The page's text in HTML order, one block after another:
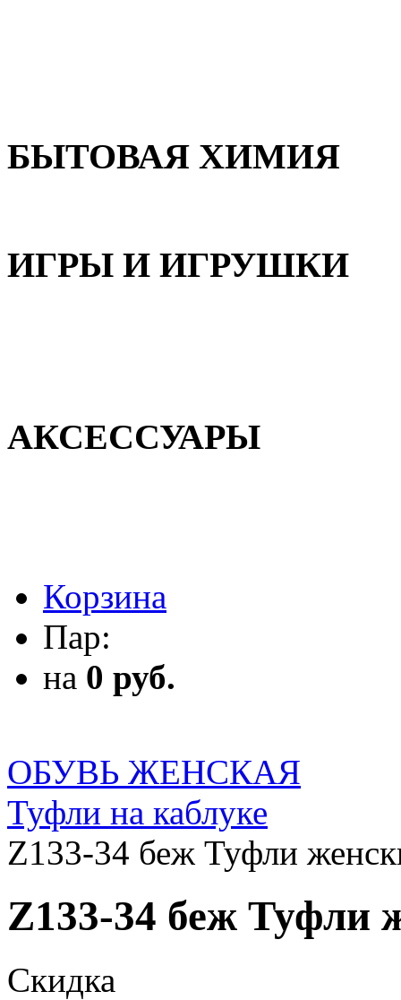
БЫТОВАЯ ХИМИЯ
ИГРЫ И ИГРУШКИ
АКСЕССУАРЫ
Корзина
Пар:
на 0 руб.
ОБУВЬ ЖЕНСКАЯ
Туфли на каблуке
Z133-34 беж Туфли
Z133-34 беж Туфли
Скидка